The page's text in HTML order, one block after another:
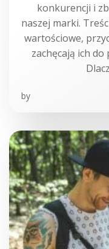
konkurencji i
naszej marki.
wartościowe,
zachęcają ich
by